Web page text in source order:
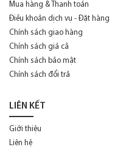
Etat Libre d'Orange
Ferrari
Franck Boclet
Ghala Zayed
Giorgio Armani
Mua hàng & Thanh toán
Điều khoản dịch vụ - Đặt hàng
Chính sách giao hàng
Chính sách giá cả
Chính sách bảo mật
Chính sách đổi trả
LIÊN KẾT
Giới thiệu
Liên hệ